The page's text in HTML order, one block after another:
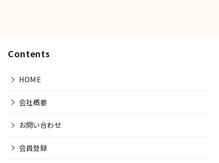
Contents
HOME
会社概要
お問い合わせ
会員登録